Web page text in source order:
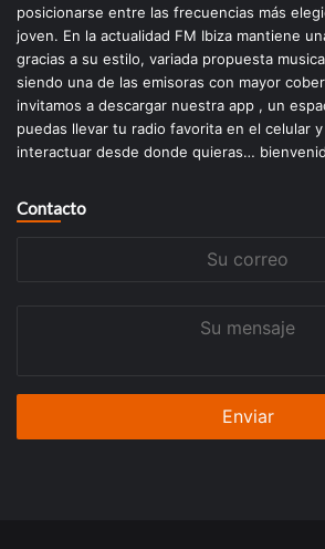
posicionarse entre las frecuencias más
joven. En la actualidad FM Ibiza mantiene
gracias a su estilo, variada propuesta
siendo una de las emisoras con mayor
invitamos a descargar nuestra app , un
puedas llevar tu radio favorita en el celular
interactuar desde donde quieras…
Contacto